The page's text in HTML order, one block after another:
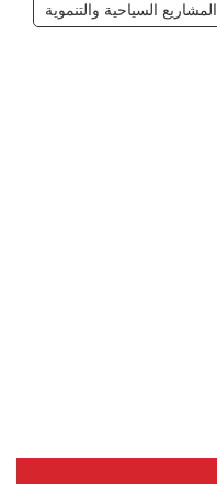
المشاريع السياحية والتنموية